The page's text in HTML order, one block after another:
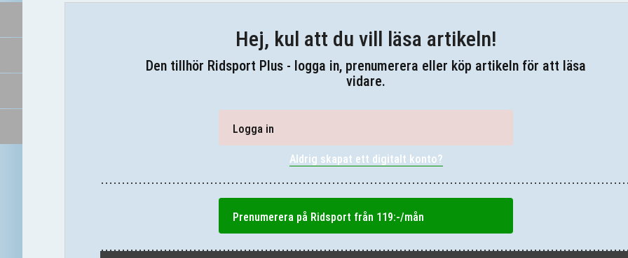
Hej, kul att du vill läsa artikeln!
Den tillhör Ridsport Plus - logga in, prenumerera eller köp artikeln för att läsa
vidare.
Logga in
Aldrig skapat ett digitalt konto?
Prenumerera på Ridsport från 119:-/mån